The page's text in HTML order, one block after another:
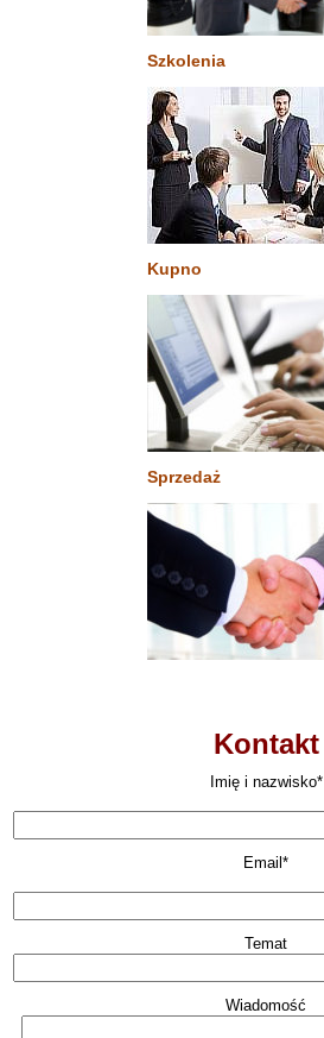
Szkolenia
Kupno
Sprzedaż
Kontakt
Imię i nazwisko*
Email*
Temat
Wiadomość